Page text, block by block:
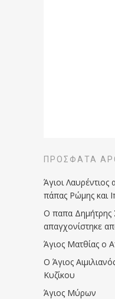
ΠΡΌΣΦΑΤΑ
Άγιοι Λαυρέντιος
πάπας Ρώμης και
Ο παπα Δημήτρης
απαγχονίστηκε
Άγιος Ματθίας ο
Ο Άγιος
Κυζίκου
Άγιος Μύρων